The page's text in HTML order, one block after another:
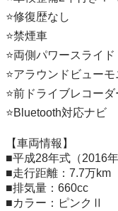
⭐️修復歴なし
⭐️禁煙車
⭐️両側パワースライド
⭐️アラウンドビュー
⭐️前ドライブレコーダ
⭐️Bluetooth対応ナビ
【車両情報】
■平成28年式（2016年
■走行距離：7.7万km
■排気量：660cc
■カラー：ピンクⅡ